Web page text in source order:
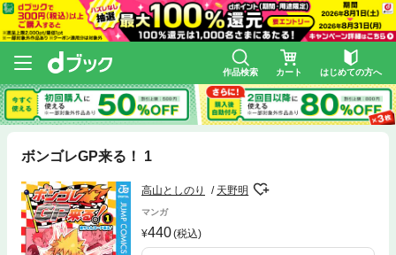
作品検索 カート はじめての方へ
ボンゴレGP来る！ 1
高山としのり 天野明
マンガ
440(税込)